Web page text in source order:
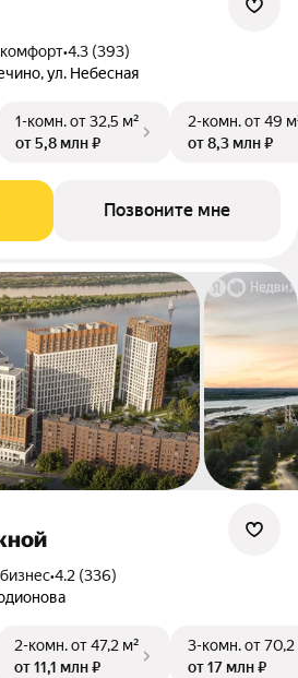
комфорт•4.3 (393)
ул. Небесная
1-комн.от 32,5 м²
от 5,8 млн ₽
2-комн.от 49
от 8,3 млн ₽
Позвоните мне
бизнес•4.2 (336)
2-комн.от 47,2 м²
от 11,1 млн ₽
3-комн.от 70,2
от 17 млн ₽